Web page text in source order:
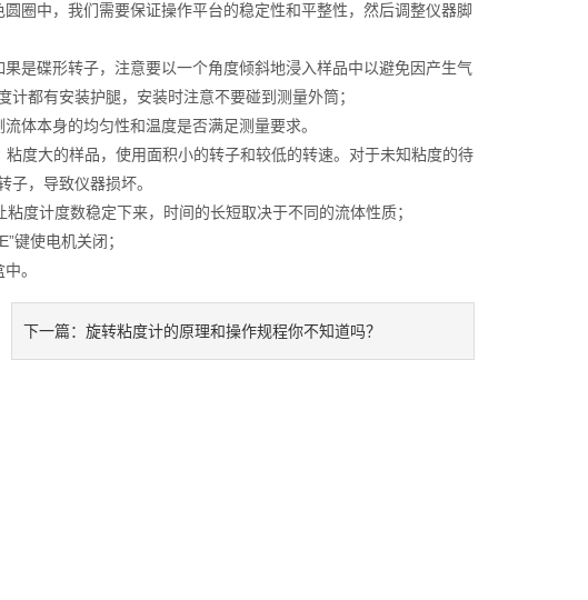
中，我们需要保证操作平台的稳定性和平整性，然后调整仪器脚
碟形转子，注意要以一个角度倾斜地浸入样品中以避免因产生气
都有安装护腿，安装时注意不要碰到测量外筒；
本身的均匀性和温度是否满足测量要求。
大的样品，使用面积小的转子和较低的转速。对于未知粘度的待
，导致仪器损坏。
计度数稳定下来，时间的长短取决于不同的流体性质；
使电机关闭；
。
下一篇： 旋转粘度计的原理和操作规程你不知道吗？